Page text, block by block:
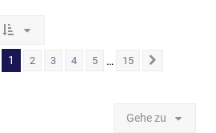
Seite von 15
1 2 3 4 5 … 15
Gehe zu